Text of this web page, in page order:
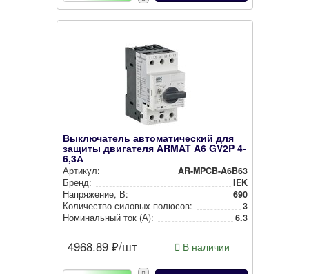
Выключатель автоматический для
защиты двигателя ARMAT A6 GV2P 4-
6,3А
Артикул:
AR-MPCB-A6B63
Бренд:
IEK
Нап­ря­же­ние, В:
690
Количество силовых полюсов:
3
Номи­наль­ный ток (А):
6.3
4968.89 ₽/шт В наличии